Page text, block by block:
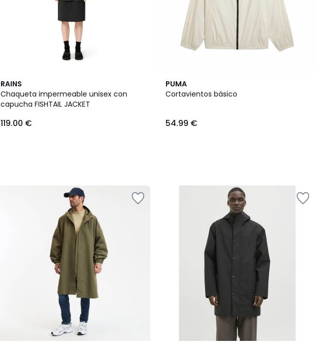
RAINS
Chaqueta impermeable unisex con
capucha FISHTAIL JACKET
119.00 €
PUMA
Cortavientos básico
54.99 €